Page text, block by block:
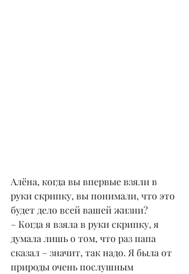
Алёна, когда вы впервые взяли в
руки скрипку, вы понимали, что это
будет дело всей вашей жизни?
– Когда я взяла в руки скрипку, я
думала лишь о том, что раз папа
сказал – значит, так надо. Я была от
природы очень послушным